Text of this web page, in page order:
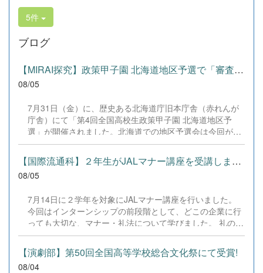
5件
ブログ
【MIRAI探究】政策甲子園 北海道地区予選で「審査員特別賞」を受賞！
08/05
7月31日（金）に、歴史ある北海道庁旧本庁舎（赤れんが
庁舎）にて「第4回全国高校生政策甲子園 北海道地区予
選」が開催されました。北海道での地区予選会は今回が初
開催となります。 本校からは、3年生4名によるチーム「｜
学年主任｜」が出場しました。3年生という勝負の時期に
あたり、受験勉強や学校祭の準備など非常に多忙な日々の
中、全員で時間を作り出し、徹底的なリサーチと準備を重
破し、本校チームは「設定テーマ部門」と「自由テーマ部
門」の両方で登壇・発表を行いました。 &nbsp; ■ 発表テ
ーマと結果 設定テーマ部門 『若者キャリア試就制度「早
期離職を解消する人材開発型社会政策」―辞める前に試せ
る社会へ―』 &rArr; 惜しくも表彰外となりましたが、若者
のキャリア形成に正面から向き合った鋭い視点と提案が高
【国際流通科】２年生がJALマナー講座を受講しました。
08/05
7月14日に２学年を対象にJALマナー講座を行いました。
今回はインターンシップの前段階として、どこの企業に行
っても大切な、マナー・礼法について学びました。 礼の仕
方、作法、話し方など、基本からしっかりとJALスカイ札
幌様の協力のもと、授業をしていただきました。 9月のイ
ンターンシップに向けて準備中です。 &nbsp;
【演劇部】第50回全国高等学校総合文化祭にて受賞!
08/04